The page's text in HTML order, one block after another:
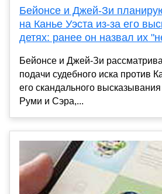
Бейонсе и Джей-Зи
на Канье Уэста из-за его
детях: ранее он назвал их
Бейонсе и Джей-Зи
подачи судебного иска против
его скандального
Руми и Сэра,...